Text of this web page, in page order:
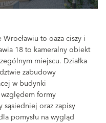
to oaza ciszy i
18 to kameralny obiekt
miejscu. Działka
zabudowy
w budynki
formy
sąsiedniej oraz zapisy
pomysłu na wygląd